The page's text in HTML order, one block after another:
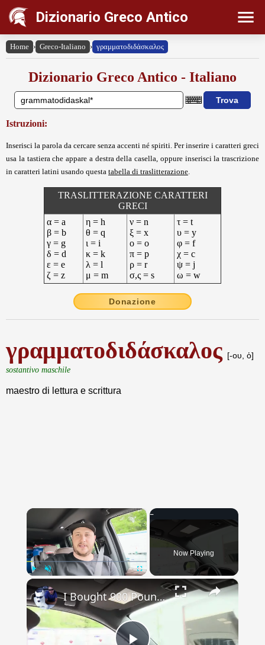
Dizionario Greco Antico
Home › Greco-Italiano › γραμματοδιδάσκαλος
Dizionario Greco Antico - Italiano
Istruzioni:
Inserisci la parola da cercare senza accenti né spiriti. Per inserire i caratteri greci
usa la tastiera che appare a destra della casella, oppure inserisci la trascrizione
in caratteri latini usando questa tabella di traslitterazione
TRASLITTERAZIONE CARATTERI
GRECI
α = a
β = b
γ = g
δ = d
ε = e
ζ = z
η = h
θ = q
ι = i
κ = k
λ = l
μ = m
ν = n
ξ = x
ο = o
π = p
ρ = r
σ,ς = s
τ = t
υ = y
φ = f
χ = c
ψ = j
ω = w
Donazione
γραμματοδιδάσκαλος [-ου, ὁ]
sostantivo maschile
maestro di lettura e scrittura
×
Now Playing
×
I Bought 900 Pounds of Survival Food! Vlog